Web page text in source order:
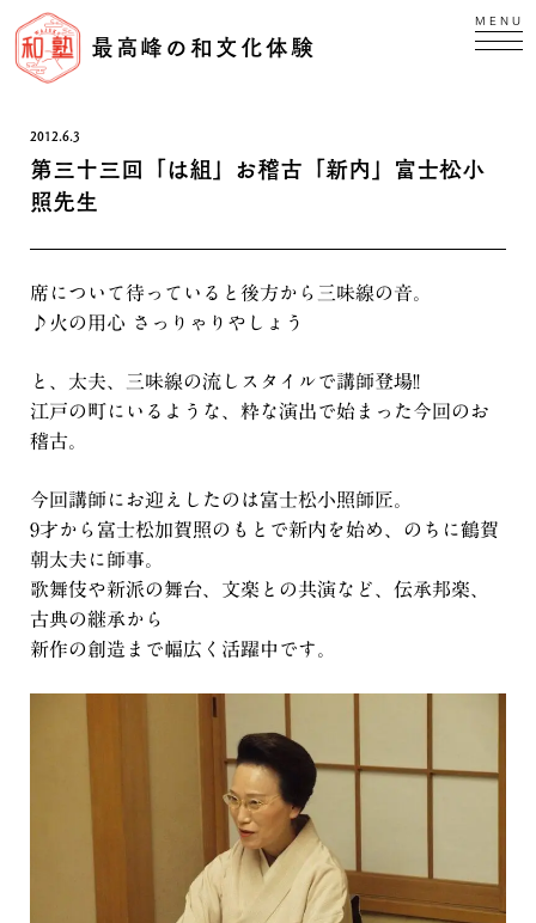
最高峰の和文化体験
MENU
2012.6.3
第三十三回「は組」お稽古「新内」富士松小
照先生
席について待っていると後方から三味線の音。
♪火の用心 さっりゃりやしょう
と、太夫、三味線の流しスタイルで講師登場!!
江戸の町にいるような、粋な演出で始まった今回のお
稽古。
今回講師にお迎えしたのは富士松小照師匠。
9才から富士松加賀照のもとで新内を始め、のちに鶴賀
朝太夫に師事。
歌舞伎や新派の舞台、文楽との共演など、伝承邦楽、
古典の継承から
新作の創造まで幅広く活躍中です。